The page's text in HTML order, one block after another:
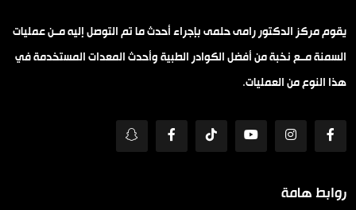
يقوم مركز الدكتور رامى حلمى بإجراء أحدث ما تم التوصل إليه مــن عمليات
السمنة مــع نخبة من أفضل الكوادر الطبية وأحدث المعدات المستخدمة في
هذا النوع من العمليات.
روابط هامة